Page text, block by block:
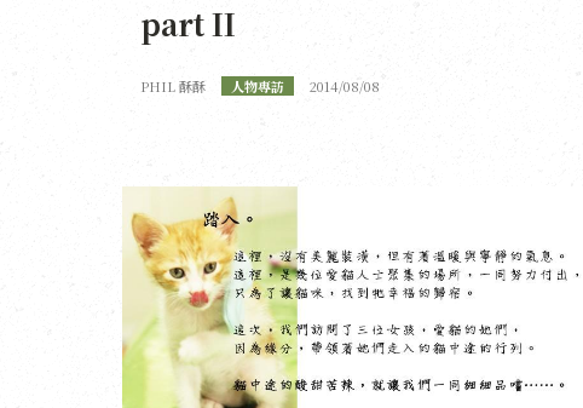
part II
PHIL 酥酥 人物專訪 2014/08/08